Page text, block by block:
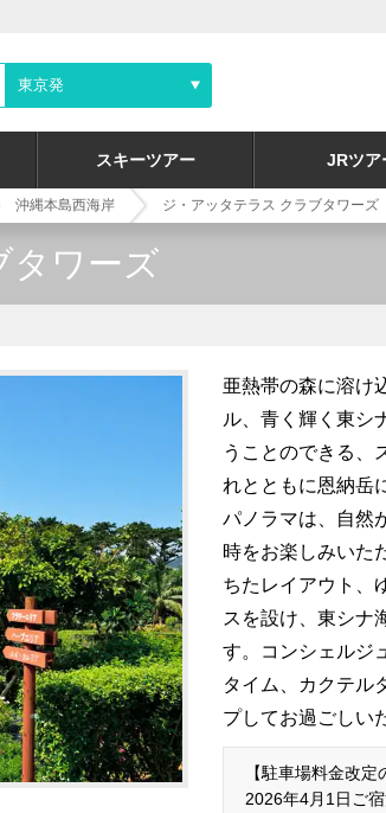
東京発
スキーツアー JRツア
沖縄本島西海岸 ジ・アッタテラス クラブタワーズ
タワーズ
亜熱帯の森に溶け
ル、青く輝く東シ
うことのできる、
れとともに恩納岳
パノラマは、自然
時をお楽しみいた
ちたレイアウト、
スを設け、東シナ
す。コンシェルジ
タイム、カクテル
プしてお過ごしい
【駐車場料金改定
2026年4月1日ご